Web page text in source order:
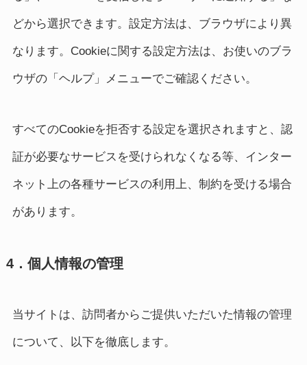
どから選択できます。設定方法は、ブラウザにより異
なります。Cookieに関する設定方法は、お使いのブラ
ウザの「ヘルプ」メニューでご確認ください。
すべてのCookieを拒否する設定を選択されますと、認
証が必要なサービスを受けられなくなる等、インター
ネット上の各種サービスの利用上、制約を受ける場合
があります。
4．個人情報の管理
当サイトは、訪問者からご提供いただいた情報の管理
について、以下を徹底します。